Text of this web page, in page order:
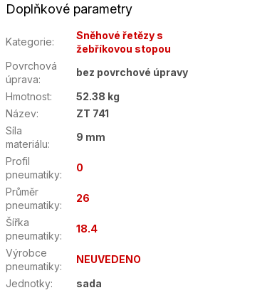
Doplňkové parametry
Kategorie:
Sněhové řetězy s
žebříkovou stopou
Povrchová
úprava:
bez povrchové úpravy
Hmotnost:
52.38 kg
Název:
ZT 741
Síla
materiálu:
9 mm
Profil
pneumatiky:
0
Průměr
pneumatiky:
26
Šířka
pneumatiky:
18.4
Výrobce
pneumatiky:
NEUVEDENO
Jednotky: sada